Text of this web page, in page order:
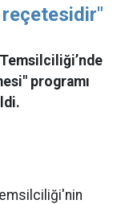
programı